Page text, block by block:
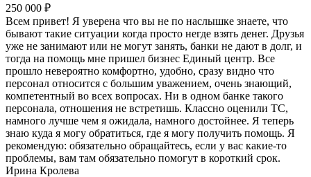
250 000 ₽
Всем привет! Я уверена что вы не по наслышке знаете, что
бывают такие ситуации когда просто негде взять денег. Друзья
уже не занимают или не могут занять, банки не дают в долг, и
тогда на помощь мне пришел бизнес Единый центр. Все
прошло невероятно комфортно, удобно, сразу видно что
персонал относится с большим уважением, очень знающий,
компетентный во всех вопросах. Ни в одном банке такого
персонала, отношения не встретишь. Классно оценили ТС,
намного лучше чем я ожидала, намного достойнее. Я теперь
знаю куда я могу обратиться, где я могу получить помощь. Я
рекомендую: обязательно обращайтесь, если у вас какие-то
проблемы, вам там обязательно помогут в короткий срок.
Ирина Кролева